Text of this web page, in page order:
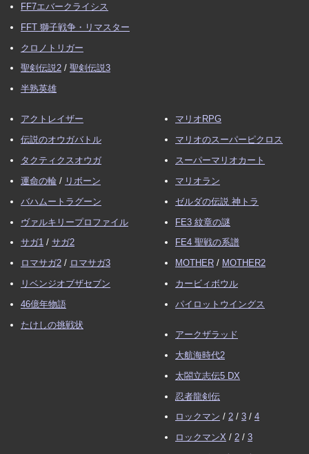
FF7エバークライシス
FFT 獅子戦争・リマスター
クロノトリガー
聖剣伝説2 / 聖剣伝説3
半熟英雄
アクトレイザー
伝説のオウガバトル
タクティクスオウガ
運命の輪 / リボーン
バハムートラグーン
ヴァルキリープロファイル
サガ1 / サガ2
ロマサガ2 / ロマサガ3
リベンジオブザセブン
46億年物語
たけしの挑戦状
マリオRPG
マリオのスーパーピクロス
スーパーマリオカート
マリオラン
ゼルダの伝説 神トラ
FE3 紋章の謎
FE4 聖戦の系譜
MOTHER / MOTHER2
カービィボウル
パイロットウイングス
アークザラッド
大航海時代2
太閤立志伝5 DX
忍者龍剣伝
ロックマン / 2 / 3 / 4
ロックマンX / 2 / 3